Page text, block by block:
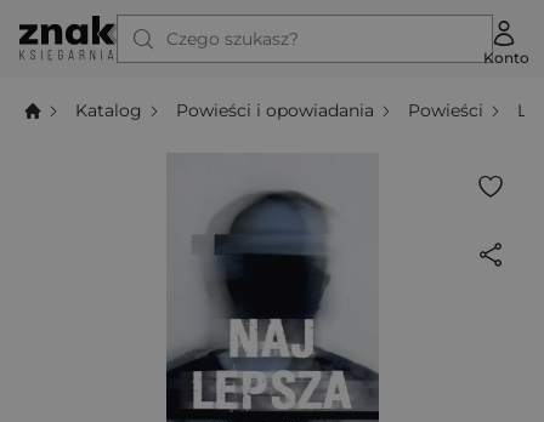
Czego szukasz?
Konto
Katalog Powieści i opowiadania Powieści